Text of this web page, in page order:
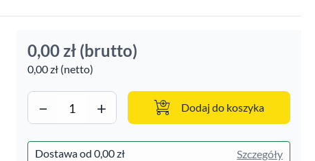
0,00 zł (brutto)
0,00 zł (netto)
− + Dodaj do koszyka
Dostawa od 0,00 zł
Szczegóły